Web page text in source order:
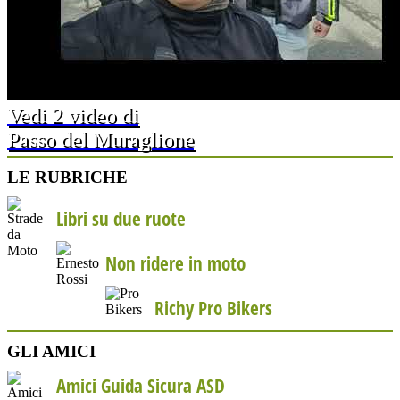
Vedi 2 video di
Passo del Muraglione
LE RUBRICHE
Libri su due ruote
Non ridere in moto
Richy Pro Bikers
GLI AMICI
Amici Guida Sicura ASD